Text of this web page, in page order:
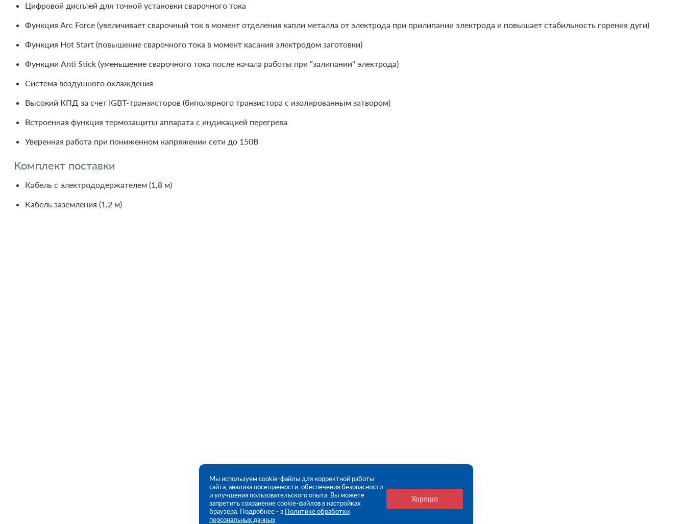
Цифровой дисплей для точной установки сварочного тока
Функция Arc Force (увеличивает сварочный ток в момент отделения капли металла от электрода при прилипании электрода и повышает стабильность горения дуги)
Функция Hot Start (повышение сварочного тока в момент касания электродом заготовки)
Функции Anti Stick (уменьшение сварочного тока после начала работы при "залипании" электрода)
Система воздушного охлаждения
Высокий КПД за счет IGBT-транзисторов (биполярного транзистора с изолированным затвором)
Встроенная функция термозащиты аппарата с индикацией перегрева
Уверенная работа при пониженном напряжении сети до 150В
Комплект поставки
Кабель с электрододержателем (1,8 м)
Кабель заземления (1,2 м)
Мы используем cookie-файлы для корректной работы
сайта, анализа посещаемости, обеспечения безопасности
и улучшения пользовательского опыта. Вы можете
запретить сохранение cookie-файлов в настройках
браузера. Подробнее - в Политике обработки
персональных данных
Хорошо